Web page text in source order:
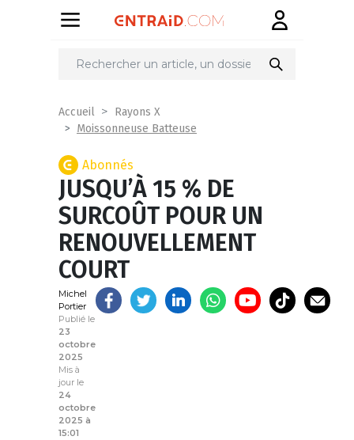
Partager
Accueil
Rayons X
Moissonneuse Batteuse
Abonnés
JUSQU’À 15 % DE
SURCOÛT POUR UN
RENOUVELLEMENT
COURT
Michel
Portier
Publié le
23
octobre
2025
Mis à
jour le
24
octobre
2025 à
15:01